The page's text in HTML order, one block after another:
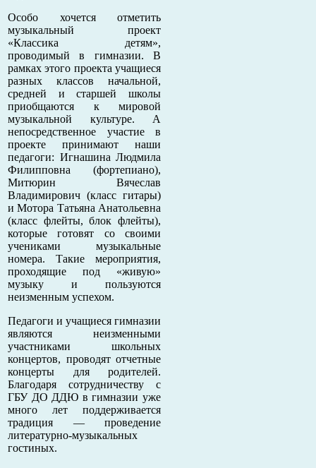
Особо хочется отметить
музыкальный проект
«Классика детям»,
проводимый в гимназии. В
рамках этого проекта учащиеся
разных классов начальной,
средней и старшей школы
приобщаются к мировой
музыкальной культуре. А
непосредственное участие в
проекте принимают наши
педагоги: Игнашина Людмила
Филипповна (фортепиано),
Митюрин Вячеслав
Владимирович (класс гитары)
и Мотора Татьяна Анатольевна
(класс флейты, блок флейты),
которые готовят со своими
учениками музыкальные
номера. Такие мероприятия,
проходящие под «живую»
музыку и пользуются
неизменным успехом.
Педагоги и учащиеся гимназии
являются неизменными
участниками школьных
концертов, проводят отчетные
концерты для родителей.
Благодаря сотрудничеству с
ГБУ ДО ДДЮ в гимназии уже
много лет поддерживается
традиция — проведение
литературно-музыкальных
гостиных.